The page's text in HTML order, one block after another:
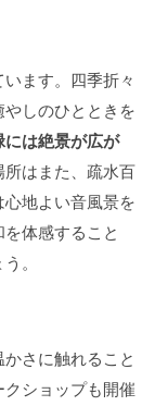
ます。四季折々
しのひとときを
は絶景が広が
所はまた、疏水百
地よい音風景を
体感すること
。
さに触れること
ショップも開催